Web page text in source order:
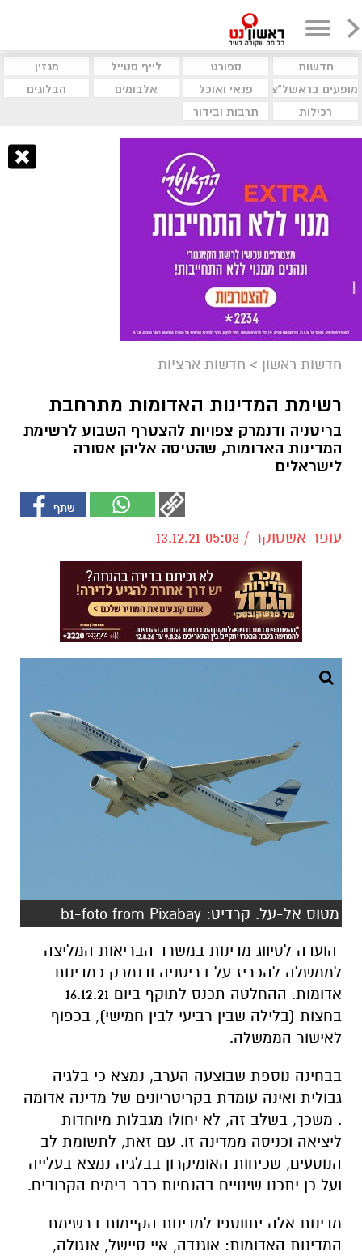
חדשות ספורט לייף סטייל
מגזין
מופעים בראשל"צ
פנאי ואוכל אלבומים
הבלוגים
רכילות
תרבות ובידור
חדשות ראשון > חדשות ארציות
רשימת המדינות האדומות מתרחבת
בריטניה ודנמרק צפויות להצטרף השבוע לרשימת
המדינות האדומות, שהטיסה אליהן אסורה
לישראלים
עופר אשטוקר / 05:08 13.12.21
מטוס אל-על. קרדיט: b1-foto from Pixabay
הועדה לסיווג מדינות במשרד הבריאות המליצה
לממשלה להכריז על בריטניה ודנמרק כמדינות
אדומות. ההחלטה תכנס לתוקף ביום 16.12.21
בחצות (בלילה שבין רביעי לבין חמישי), בכפוף
לאישור הממשלה.
בבחינה נוספת שבוצעה הערב, נמצא כי בלגיה
גבולית ואינה עומדת בקריטריונים של מדינה אדומה
. משכך, בשלב זה, לא יחולו מגבלות מיוחדות
ליציאה וכניסה ממדינה זו. עם זאת, לתשומת לב
הנוסעים, שכיחות האומיקרון בבלגיה נמצא בעלייה
ועל כן יתכנו שינויים בהנחיות כבר בימים הקרובים.
מדינות אלה יתווספו למדינות הקיימות ברשימת
המדינות האדומות: אוגנדה, איי סיישל, אנגולה,